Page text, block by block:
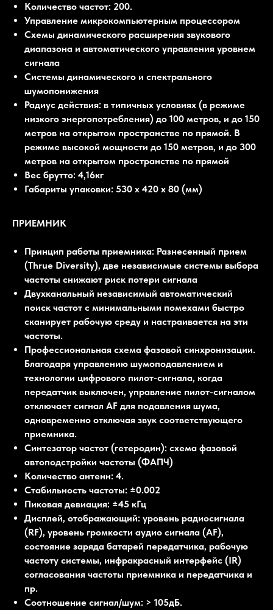
Количество частот: 200.
Управление микрокомпьютерным процессором
Схемы динамического расширения звукового
диапазона и автоматического управления уровнем
сигнала
Системы динамического и спектрального
шумопонижения
Радиус действия: в типичных условиях (в режиме
низкого энергопотребления) до 100 метров, и до 150
метров на открытом пространстве по прямой. В
режиме высокой мощности до 150 метров, и до 300
метров на открытом пространстве по прямой
Вес брутто: 4,16кг
Габариты упаковки: 530 x 420 x 80 (мм)
ПРИЕМНИК
Принцип работы приемника: Разнесенный прием
(Thrue Diversity), две независимые системы выбора
частоты снижают риск потери сигнала
Двухканальный независимый автоматический
поиск частот с минимальными помехами быстро
сканирует рабочую среду и настраивается на эти
частоты.
Профессиональная схема фазовой синхронизации.
Благодаря управлению шумоподавлением и
технологии цифрового пилот-сигнала, когда
передатчик выключен, управление пилот-сигналом
отключает сигнал AF для подавления шума,
одновременно отключая звук соответствующего
приемника.
Синтезатор частот (гетеродин): схема фазовой
автоподстройки частоты (ФАПЧ)
Количество антенн: 4.
Стабильность частоты: ±0.002
Пиковая девиация: ±45 кГц
Дисплей, отображающий: уровень радиосигнала
(RF), уровень громкости аудио сигнала (AF),
состояние заряда батарей передатчика, рабочую
частоту системы, инфракрасный интерфейс (IR)
согласования частоты приемника и передатчика и
пр.
Соотношение сигнал/шум: > 105дБ.